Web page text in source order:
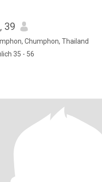
, 39
Chumphon, Thailand
35 - 56